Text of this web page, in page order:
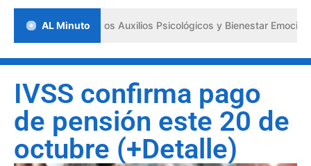
AL Minuto
los «Primeros Auxilios Psicológicos y Bienestar Emocional»
IVSS confirma pago
de pensión este 20 de
octubre (+Detalle)